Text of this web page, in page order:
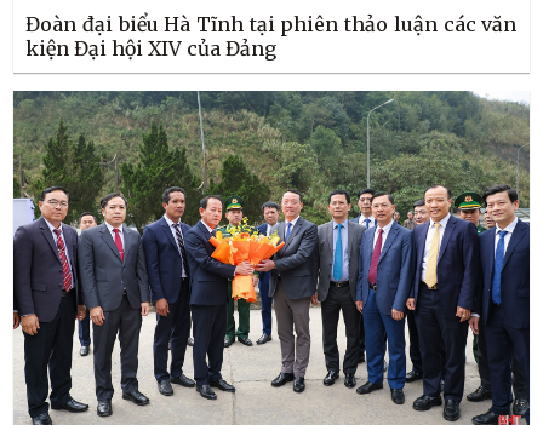
Đoàn đại biểu Hà Tĩnh tại phiên thảo luận các văn
kiện Đại hội XIV của Đảng